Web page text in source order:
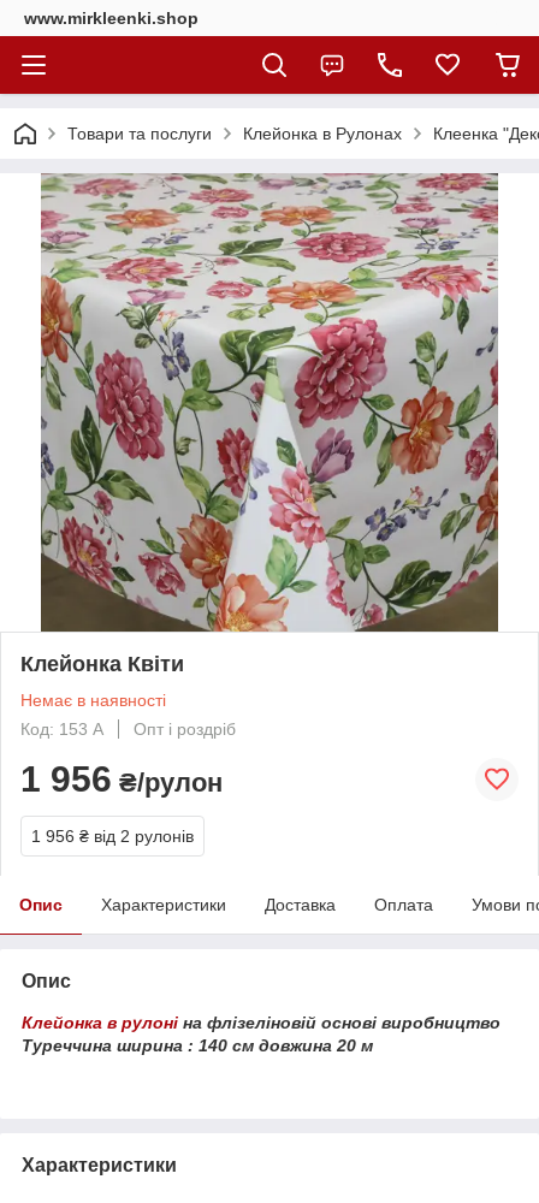
www.mirkleenki.shop
Товари та послуги Клейонка в Рулонах Клеенка
Клейонка Квіти
Немає в наявності
Код: 153 A
Опт і роздріб
1 956 ₴/рулон
1 956 ₴ від 2 рулонів
Опис Характеристики Доставка Оплата Умови
Опис
Клейонка в рулоні на флізеліновій основі виробництво
Туреччина ширина : 140 см довжина 20 м
Характеристики